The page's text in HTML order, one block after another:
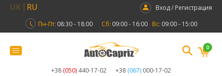
UK RU
Вход / Регистрация
Пн-Пт: 08:30 - 18:00 Сб: 09:00 - 16:00 Вс: 09:00 - 15:00
+38 (050) 440-17-02 +38 (067) 000-17-02
0